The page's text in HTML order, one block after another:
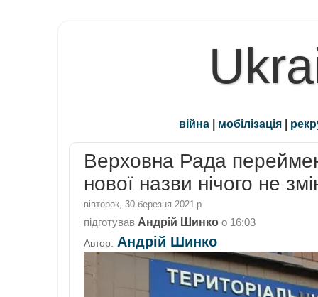
війна | мобілізація |
Верховна Рада
нової назви нічого не
вівторок, 30 березня 2021 р.
підготував Андрій Шинко о 16:03
Автор: Андрій Шинко